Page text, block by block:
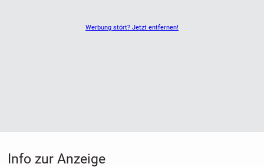
Werbung stört? Jetzt entfernen!
Info zur Anzeige